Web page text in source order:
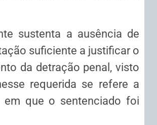
sustenta a ausência de
suficiente a justificar o
da detração penal, visto
requerida se refere a
em que o sentenciado foi